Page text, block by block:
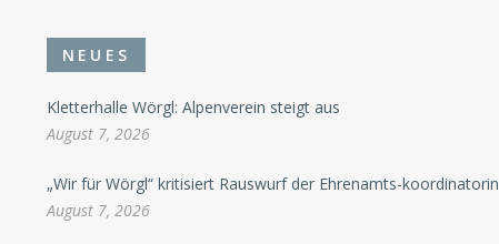
NEUES
Kletterhalle Wörgl: Alpenverein steigt aus
August 7, 2026
„Wir für Wörgl“ kritisiert Rauswurf der Ehrenamts-koordinatorin
August 7, 2026